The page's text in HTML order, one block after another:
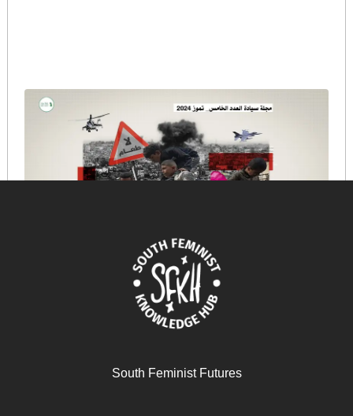
South Feminist Futures